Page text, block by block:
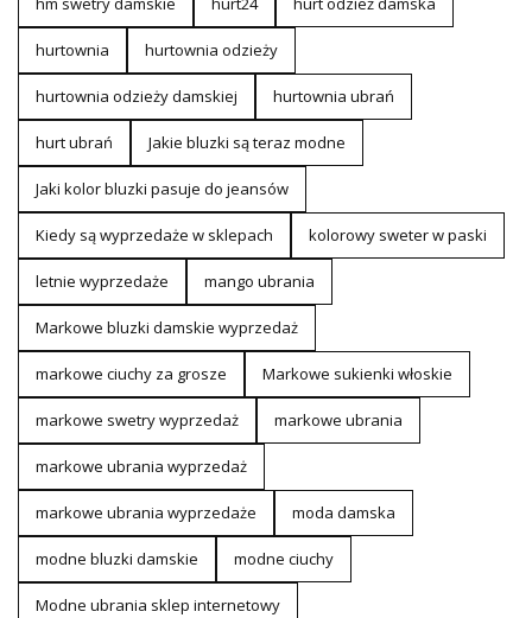
hurtownia hurtownia odzieży
hurtownia odzieży damskiej hurtownia ubrań
hurt ubrań Jakie bluzki są teraz modne
Jaki kolor bluzki pasuje do jeansów
Kiedy są wyprzedaże w sklepach kolorowy sweter w paski
letnie wyprzedaże mango ubrania
Markowe bluzki damskie wyprzedaż
markowe ciuchy za grosze Markowe sukienki włoskie
markowe swetry wyprzedaż markowe ubrania
markowe ubrania wyprzedaż
markowe ubrania wyprzedaże moda damska
modne bluzki damskie modne ciuchy
Modne ubrania sklep internetowy